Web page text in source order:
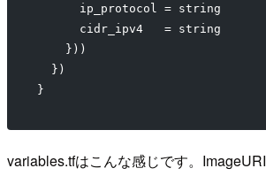
      ip_protocol = string
      cidr_ipv4   = string
    }))
  })
}
variables.tfはこんな感じです。